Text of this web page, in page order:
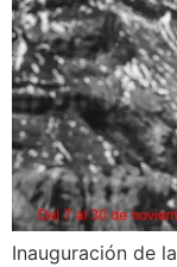
Inauguración de